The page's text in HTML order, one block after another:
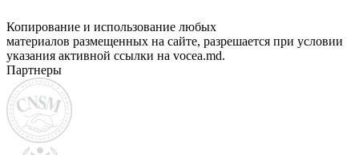
Копирование и использование любых
материалов размещенных на сайте, разрешается при условии
указания активной ссылки на vocea.md.
Партнеры